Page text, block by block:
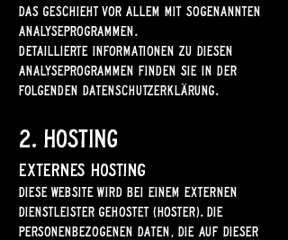
Das geschieht vor allem mit sogenannten
Analyseprogrammen.
Detaillierte Informationen zu diesen
Analyseprogrammen finden Sie in der
folgenden Datenschutzerklärung.
2. Hosting
Externes Hosting
Diese Website wird bei einem externen
Dienstleister gehostet (Hoster). Die
personenbezogenen Daten, die auf dieser